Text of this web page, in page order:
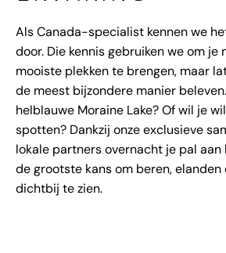
Als Canada-specialist kennen we
door. Die kennis gebruiken we om je
mooiste plekken te brengen, maar
de meest bijzondere manier
helblauwe Moraine Lake? Of wil je
spotten? Dankzij onze exclusieve
lokale partners overnacht je pal
de grootste kans om beren, elanden
dichtbij te zien.